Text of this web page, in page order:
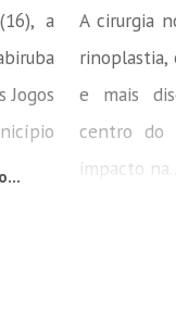
a
Jogos
A cirurgia
rinoplastia,
e mais
centro do
impacto na...